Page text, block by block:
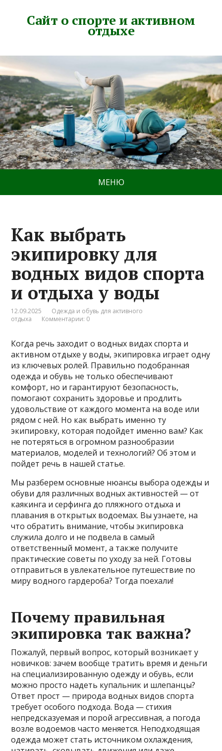
Сайт о спорте и активном
отдыхе
МЕНЮ
Как выбрать
экипировку для
водных видов спорта
и отдыха у воды
12.09.2025
Одежда и обувь для активного
отдыха
Комментарии: 0
Когда речь заходит о водных видах спорта и
активном отдыхе у воды, экипировка играет одну
из ключевых ролей. Правильно подобранная
одежда и обувь не только обеспечивают
комфорт, но и гарантируют безопасность,
помогают сохранить здоровье и продлить
удовольствие от каждого момента на воде или
рядом с ней. Но как выбрать именно ту
экипировку, которая подойдет именно вам? Как
не потеряться в огромном разнообразии
материалов, моделей и технологий? Об этом и
пойдет речь в нашей статье.
Мы разберем основные нюансы выбора одежды и
обуви для различных водных активностей — от
каякинга и серфинга до пляжного отдыха и
плавания в открытых водоемах. Вы узнаете, на
что обратить внимание, чтобы экипировка
служила долго и не подвела в самый
ответственный момент, а также получите
практические советы по уходу за ней. Готовы
отправиться в увлекательное путешествие по
миру водного гардероба? Тогда поехали!
Почему правильная
экипировка так важна?
Пожалуй, первый вопрос, который возникает у
новичков: зачем вообще тратить время и деньги
на специализированную одежду и обувь, если
можно просто надеть купальник и шлепанцы?
Ответ прост — природа водных видов спорта
требует особого подхода. Вода — стихия
непредсказуемая и порой агрессивная, а погода
возле водоемов часто меняется. Неподходящая
одежда может стать источником охлаждения,